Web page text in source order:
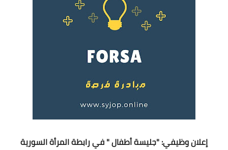
إعلان وظيفي: "جليسة أطفال " في رابطة المرأة السورية